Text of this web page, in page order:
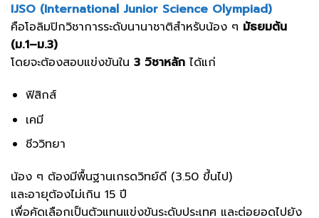
IJSO (International Junior Science Olympiad)
คือโอลิมปิกวิชาการระดับนานาชาติสำหรับน้อง ๆ มัธยมต้น
(ม.1–ม.3)
โดยจะต้องสอบแข่งขันใน 3 วิชาหลัก ได้แก่
ฟิสิกส์
เคมี
ชีววิทยา
น้อง ๆ ต้องมีพื้นฐานเกรดวิทย์ดี (3.50 ขึ้นไป)
และอายุต้องไม่เกิน 15 ปี
เพื่อคัดเลือกเป็นตัวแทนแข่งขันระดับประเทศ และต่อยอดไปยัง